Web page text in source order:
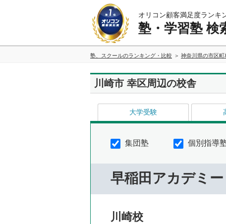
オリコン顧客満足度ランキ
塾・学習塾 検
塾、スクールのランキング・比較 神奈川県の市区町
川崎市 幸区周辺の校舎
大学受験
集団塾 個別指導
早稲田アカデミー
川崎校